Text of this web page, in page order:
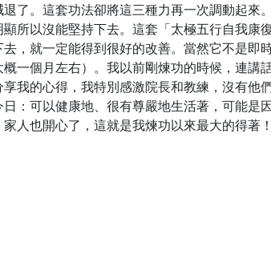
了。這套功法卻將這三種力再一次調動起來
所以沒能堅持下去。這套「太極五行自我康
，就一定能得到很好的改善。當然它不是即
一個月左右）。我以前剛煉功的時候，連講
我的心得，我特別感激院長和教練，沒有他
：可以健康地、很有尊嚴地生活著，可能是
人也開心了，這就是我煉功以來最大的得著！